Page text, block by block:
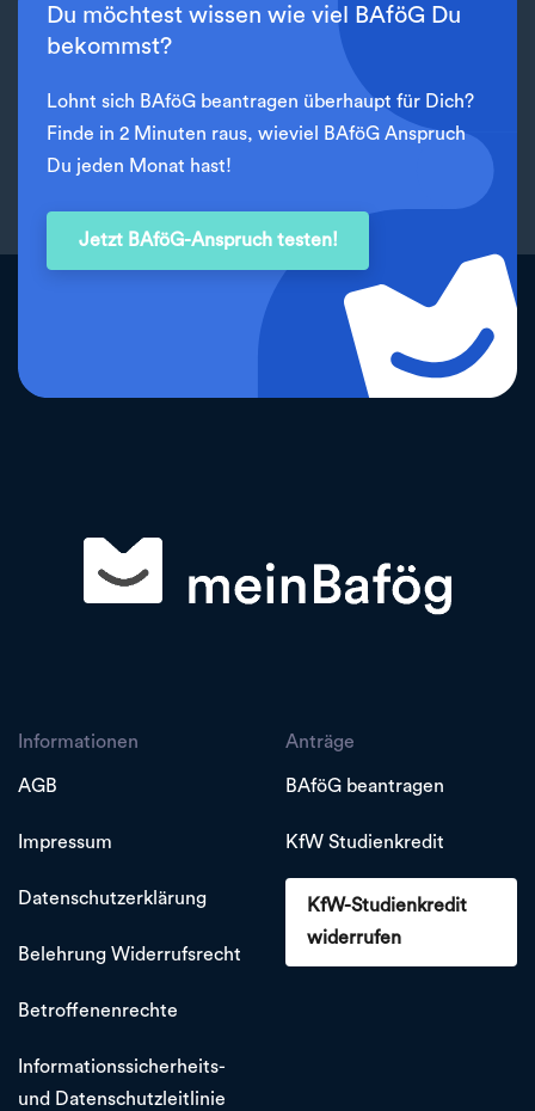
Du möchtest wissen wie viel BAföG Du
bekommst?
Lohnt sich BAföG beantragen überhaupt für Dich?
Finde in 2 Minuten raus, wieviel BAföG Anspruch
Du jeden Monat hast!
Jetzt BAföG-Anspruch testen!
Informationen
AGB
Impressum
Datenschutzerklärung
Belehrung Widerrufsrecht
Betroffenenrechte
Informationssicherheits-
und Datenschutzleitlinie
Anträge
BAföG beantragen
KfW Studienkredit
KfW-Studienkredit
widerrufen